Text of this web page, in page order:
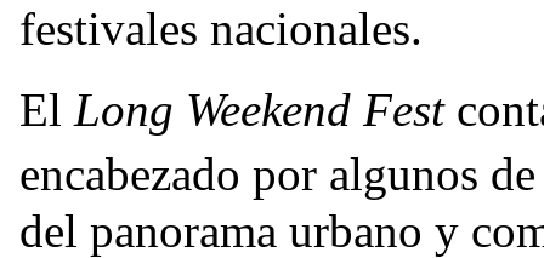
festivales nacionales.
El Long Weekend Fest
encabezado por algunos
del panorama urbano y